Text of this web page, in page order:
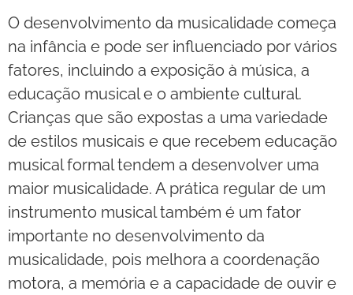
O desenvolvimento da musicalidade começa
na infância e pode ser influenciado por vários
fatores, incluindo a exposição à música, a
educação musical e o ambiente cultural.
Crianças que são expostas a uma variedade
de estilos musicais e que recebem educação
musical formal tendem a desenvolver uma
maior musicalidade. A prática regular de um
instrumento musical também é um fator
importante no desenvolvimento da
musicalidade, pois melhora a coordenação
motora, a memória e a capacidade de ouvir e